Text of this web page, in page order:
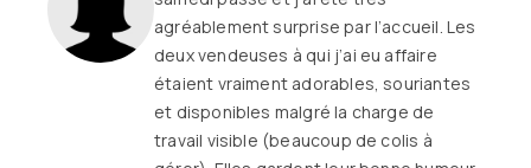
remplie de joie de vivre
Les
vêtements sont de qualité, tendances
et originaux pour différentes
morphologies
et ça fait très
longtemps que j’y vais (depuis le début
ou quasiment) J’adore y faire un tour et